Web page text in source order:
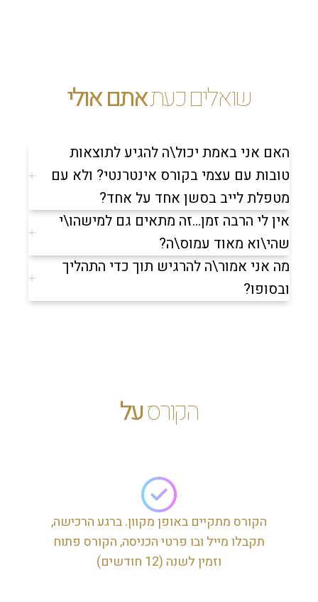
שואלים כעתאתם אולי
האם אני באמת יכול\ה להגיע לתוצאות
טובות עם עצמי בקורס אינטרנטי? ולא עם
מטפלת לייב בסשן אחד על אחד?
אין לי הרבה זמן...זה מתאים גם למישהו\י
שהי\וא מאוד עמוס\ה?
מה אני אמור\ה להרגיש תוך כדי התהליך
ובסופו?
הקורסעל
הקורס מתקיים באופן מקוון. ברגע הרכישה,
תקבלו מייל ובו פרטי הכניסה, הקורס פתוח
וזמין לשנה (12 חודשים)